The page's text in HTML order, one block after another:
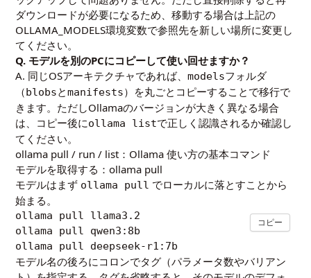
ダウンロードが必要になるため、移動する場合は上記の
OLLAMA_MODELS環境変数で参照先を新しい場所に変更し
てください。
Q. モデルを別のPCにコピーして使い回せますか？
A. 同じOSアーキテクチャであれば、modelsフォルダ
（blobsとmanifests）を丸ごとコピーすることで移行で
きます。ただしOllamaのバージョンが大きく異なる場合
は、コピー後にollama listで正しく認識されるか確認し
てください。
ollama pull / run / list：Ollama 使い方の基本コマンド
モデルを取得する：ollama pull
モデルはまず ollama pull でローカルに落とすことから
始まる。
ollama pull llama3.2
ollama pull qwen3:8b
ollama pull deepseek-r1:7b
コピー
モデル名の後ろにコロンでタグ（パラメータ数やバリアン